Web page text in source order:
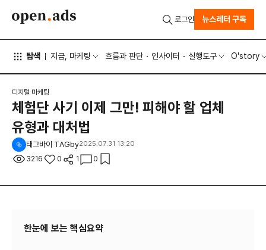
탐색 지금, 마케팅 흐름과 판단 인사이터 실행도구 O'story
로그인 뉴스레터 구독
디지털 마케팅
체험단 사기 이제 그만! 피해야 할 업체
유형과 대처법
태그바이 TAGby2025.07.31 13:20
3216 0 1 0
한눈에 보는 핵심요약